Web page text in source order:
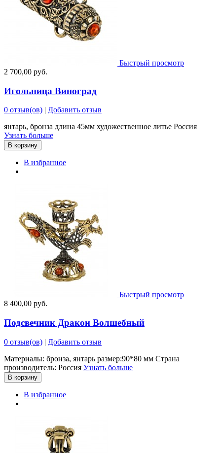
Быстрый просмотр
2 700,00 руб.
Игольница Виноград
0 отзыв(ов) | Добавить отзыв
янтарь, бронза длина 45мм художественное литье Россия
Узнать больше
В корзину
В избранное
Быстрый просмотр
8 400,00 руб.
Подсвечник Дракон Волшебный
0 отзыв(ов) | Добавить отзыв
Материалы: бронза, янтарь размер:90*80 мм Страна
производитель: Россия Узнать больше
В корзину
В избранное